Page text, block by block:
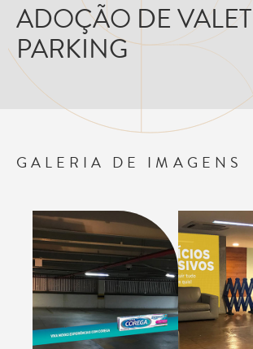
ADOÇÃO DE VALET
PARKING
GALERIA DE IMAGENS